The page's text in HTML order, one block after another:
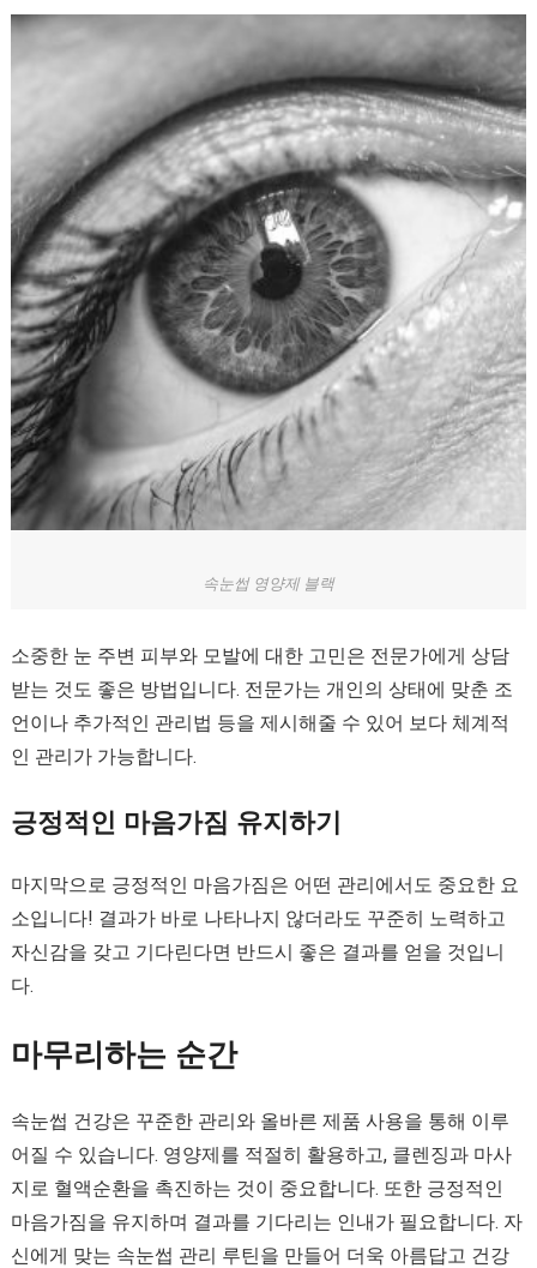
속눈썹 영양제 블랙
소중한 눈 주변 피부와 모발에 대한 고민은 전문가에게 상담
받는 것도 좋은 방법입니다. 전문가는 개인의 상태에 맞춘 조
언이나 추가적인 관리법 등을 제시해줄 수 있어 보다 체계적
인 관리가 가능합니다.
긍정적인 마음가짐 유지하기
마지막으로 긍정적인 마음가짐은 어떤 관리에서도 중요한 요
소입니다! 결과가 바로 나타나지 않더라도 꾸준히 노력하고
자신감을 갖고 기다린다면 반드시 좋은 결과를 얻을 것입니
다.
마무리하는 순간
속눈썹 건강은 꾸준한 관리와 올바른 제품 사용을 통해 이루
어질 수 있습니다. 영양제를 적절히 활용하고, 클렌징과 마사
지로 혈액순환을 촉진하는 것이 중요합니다. 또한 긍정적인
마음가짐을 유지하며 결과를 기다리는 인내가 필요합니다. 자
신에게 맞는 속눈썹 관리 루틴을 만들어 더욱 아름답고 건강